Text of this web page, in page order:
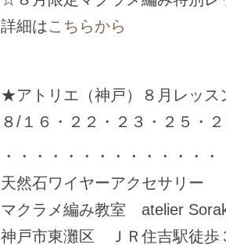
詳細はこちらから
★アトリエ（神戸）８月レッ
８/１６・２２・２３・２５・
・・・・・・・・・・・・・・
天然石ワイヤーアクセサリー
マクラメ編み教室 atelier
神戸市東灘区 ＪＲ住吉駅徒歩